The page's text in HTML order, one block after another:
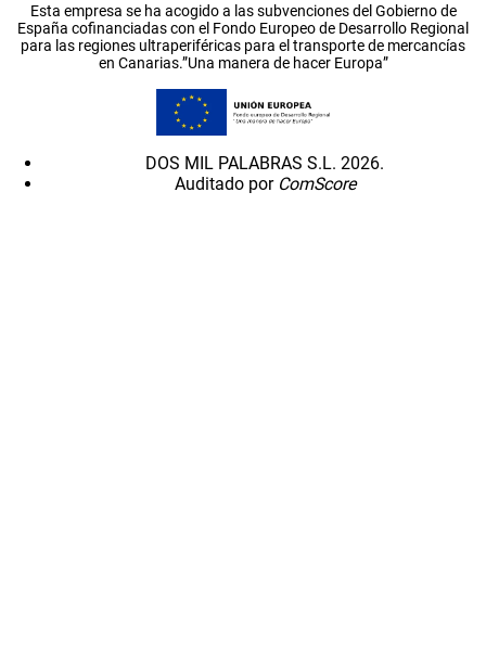
Esta empresa se ha acogido a las subvenciones del Gobierno de
España cofinanciadas con el Fondo Europeo de Desarrollo Regional
para las regiones ultraperiféricas para el transporte de mercancías
en Canarias.”Una manera de hacer Europa”
DOS MIL PALABRAS S.L. 2026.
Auditado por ComScore